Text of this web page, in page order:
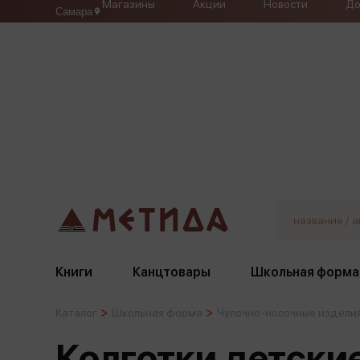
Самара
Магазины Акции Новости
Книги Канцтовары Школьная форма